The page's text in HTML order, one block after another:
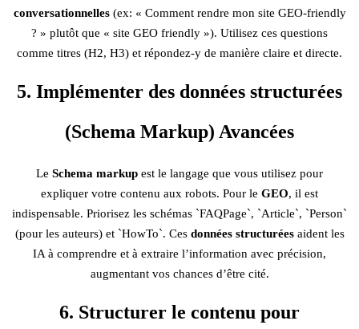
conversationnelles(ex: « Comment rendre mon site GEO-friendly
? » plutôt que « site GEO friendly »). Utilisez ces questions
comme titres (H2, H3) et répondez-y de manière claire et directe.
5. Implémenter des données structurées
(Schema Markup) Avancées
Le Schema markup est le langage que vous utilisez pour
expliquer votre contenu aux robots. Pour le GEO, il est
indispensable. Priorisez les schémas `FAQPage`, `Article`, `Person`
(pour les auteurs) et `HowTo`. Ces données structuréesaident les
IA à comprendre et à extraire l’information avec précision,
augmentant vos chances d’être cité.
6. Structurer le contenu pour